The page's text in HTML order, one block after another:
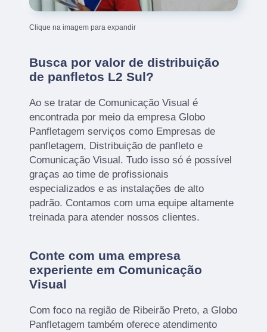
Clique na imagem para expandir
Busca por valor de distribuição
de panfletos L2 Sul?
Ao se tratar de Comunicação Visual é
encontrada por meio da empresa Globo
Panfletagem serviços como Empresas de
panfletagem, Distribuição de panfleto e
Comunicação Visual. Tudo isso só é possível
graças ao time de profissionais
especializados e as instalações de alto
padrão. Contamos com uma equipe altamente
treinada para atender nossos clientes.
Conte com uma empresa
experiente em Comunicação
Visual
Com foco na região de Ribeirão Preto, a Globo
Panfletagem também oferece atendimento